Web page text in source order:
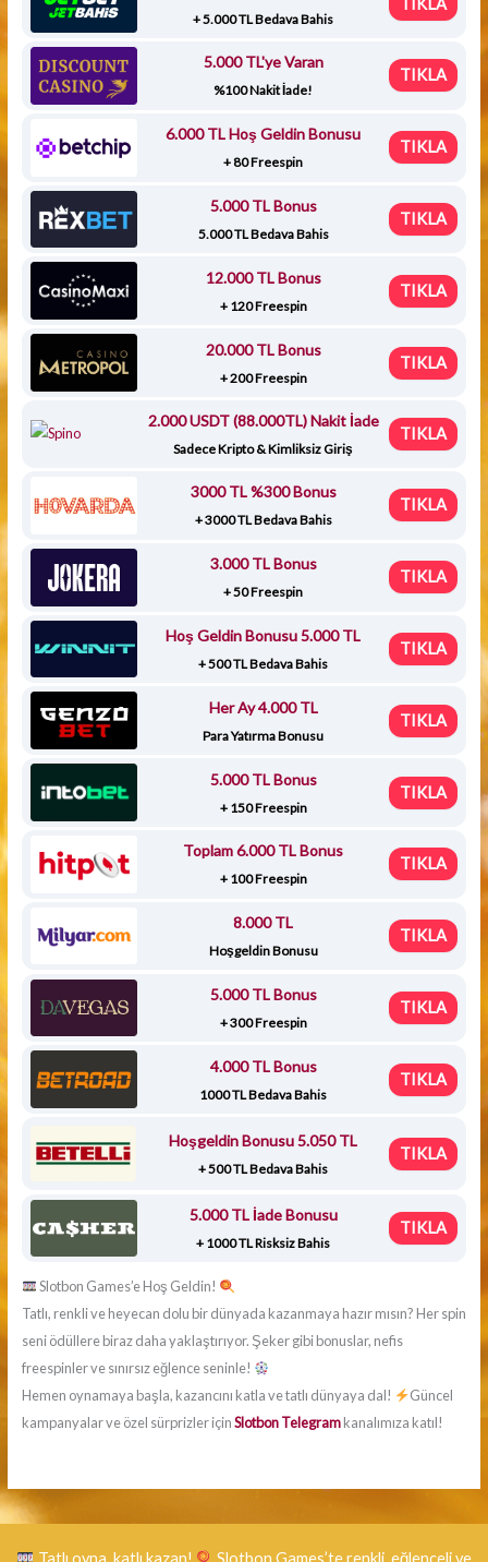
+ 5.000 TL Bedava Bahis
5.000 TL'ye Varan
%100 Nakit İade!
TIKLA
6.000 TL Hoş Geldin Bonusu
+ 80 Freespin
TIKLA
5.000 TL Bonus
5.000 TL Bedava Bahis
TIKLA
12.000 TL Bonus
+ 120 Freespin
TIKLA
20.000 TL Bonus
+ 200 Freespin
TIKLA
2.000 USDT (88.000TL) Nakit İade
Sadece Kripto & Kimliksiz Giriş
TIKLA
3000 TL %300 Bonus
+ 3000 TL Bedava Bahis
TIKLA
3.000 TL Bonus
+ 50 Freespin
TIKLA
Hoş Geldin Bonusu 5.000 TL
+ 500 TL Bedava Bahis
TIKLA
Her Ay 4.000 TL
Para Yatırma Bonusu
TIKLA
5.000 TL Bonus
+ 150 Freespin
TIKLA
Toplam 6.000 TL Bonus
+ 100 Freespin
TIKLA
8.000 TL
Hoşgeldin Bonusu
TIKLA
5.000 TL Bonus
+ 300 Freespin
TIKLA
4.000 TL Bonus
1000 TL Bedava Bahis
TIKLA
Hoşgeldin Bonusu 5.050 TL
+ 500 TL Bedava Bahis
TIKLA
5.000 TL İade Bonusu
+ 1000 TL Risksiz Bahis
TIKLA
Slotbon Games’e Hoş Geldin!
Tatlı, renkli ve heyecan dolu bir dünyada kazanmaya hazır mısın? Her spin
seni ödüllere biraz daha yaklaştırıyor. Şeker gibi bonuslar, nefis
freespinler ve sınırsız eğlence seninle!
Hemen oynamaya başla, kazancını katla ve tatlı dünyaya dal!
Güncel
kampanyalar ve özel sürprizler içinSlotbon Telegramkanalımıza katıl!
Tatlı oyna, katlı kazan! Slotbon Games’te renkli, eğlenceli ve